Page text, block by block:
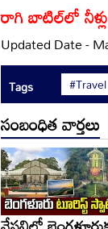
రాగి బాటిల్‌లో
Updated Date -
Tags #Travel
సంబంధిత వార్తలు